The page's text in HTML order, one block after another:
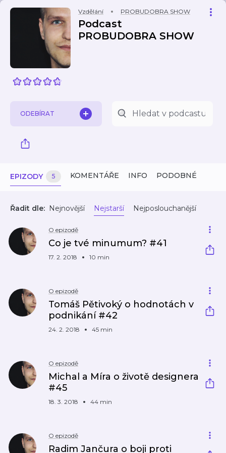
Vzdělání PROBUDOBRA SHOW
Podcast
PROBUDOBRA SHOW
ODEBÍRAT
EPIZODY 5 KOMENTÁŘE INFO PODOBNÉ
Řadit dle: Nejnovější Nejstarší Nejposlouchanější
O epizodě
Co je tvé minumum? #41
17. 2. 2018 10 min
O epizodě
Tomáš Pětivoký o hodnotách v
podnikání #42
24. 2. 2018 45 min
O epizodě
Michal a Míra o životě designera
#45
18. 3. 2018 44 min
O epizodě
Radim Jančura o boji proti